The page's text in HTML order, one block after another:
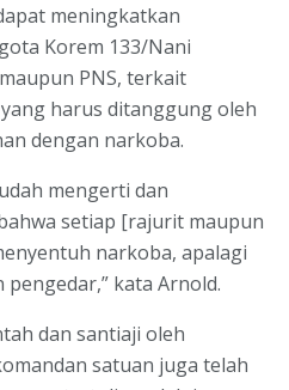
meningkatkan
Korem 133/Nani
PNS, terkait
harus ditanggung oleh
dengan narkoba.
mengerti dan
setiap [rajurit maupun
narkoba, apalagi
kata Arnold.
dan santiaji oleh
satuan juga telah